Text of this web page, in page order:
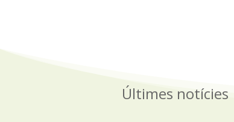
Últimes notícies